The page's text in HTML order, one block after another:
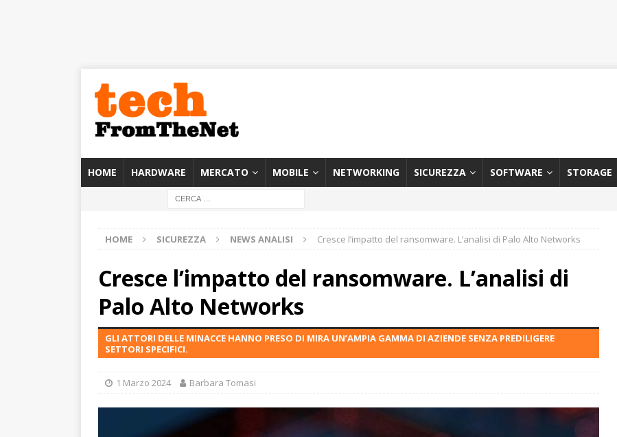
HOME HARDWARE MERCATO MOBILE NETWORKING SICUREZZA SOFTWARE STORAGE
HOME SICUREZZA NEWS ANALISI Cresce l’impatto del ransomware. L’analisi di Palo Alto Networks
Cresce l’impatto del ransomware. L’analisi di
Palo Alto Networks
GLI ATTORI DELLE MINACCE HANNO PRESO DI MIRA UN’AMPIA GAMMA DI AZIENDE SENZA PREDILIGERE
SETTORI SPECIFICI.
1 Marzo 2024 Barbara Tomasi